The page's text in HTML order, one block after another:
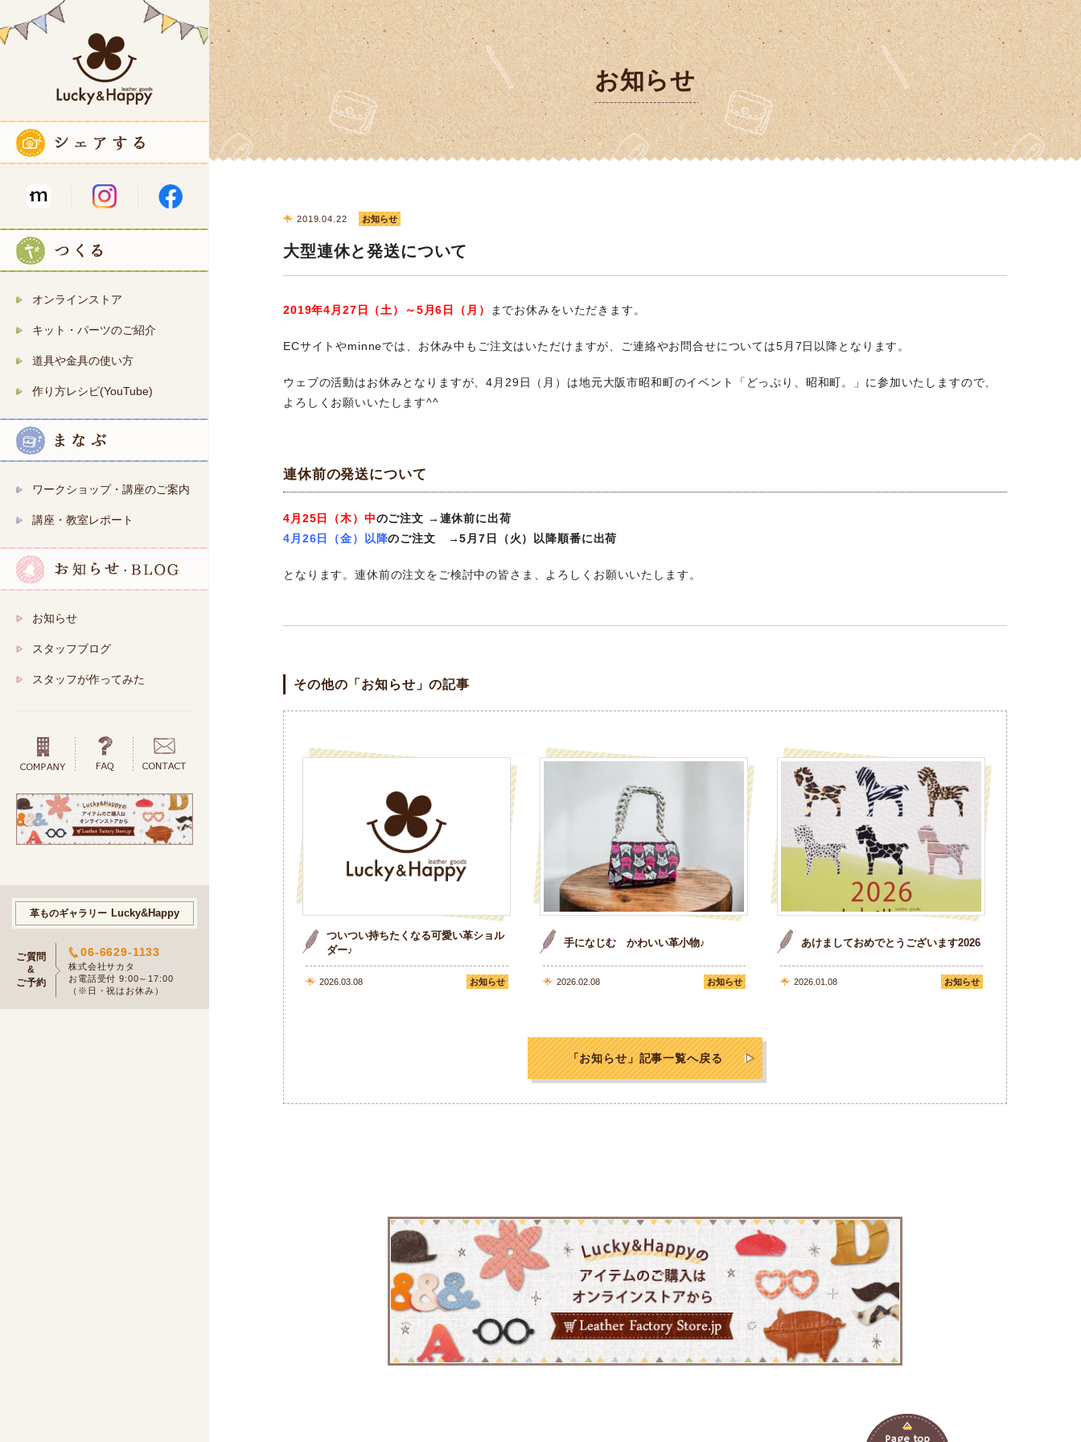
オンラインストア
キット・パーツのご紹介
道具や金具の使い方
作り方レシピ(YouTube)
ワークショップ・講座のご案内
講座・教室レポート
お知らせ
スタッフブログ
スタッフが作ってみた
革ものギャラリー Lucky&Happy
ご質問
&
ご予約
06-6629-1133
株式会社サカタ
お電話受付 9:00～17:00
（※日・祝はお休み）
お知らせ
2019.04.22 お知らせ
大型連休と発送について
2019年4月27日（土）～5月6日（月） までお休みをいただきます。
ECサイトやminneでは、お休み中もご注文はいただけますが、ご連絡やお問合せについては5月7日以降となります。
ウェブの活動はお休みとなりますが、4月29日（月）は地元大阪市昭和町のイベント「どっぷり、昭和町。」に参加いたしますので、
よろしくお願いいたします^^
連休前の発送について
4月25日（木）中のご注文 →連休前に出荷
4月26日（金）以降のご注文 →5月7日（火）以降順番に出荷
となります。連休前の注文をご検討中の皆さま、よろしくお願いいたします。
その他の「お知らせ」の記事
ついつい持ちたくなる可愛い革ショル
ダー♪
2026.03.08 お知らせ
手になじむ かわいい革小物♪
2026.02.08 お知らせ
あけましておめでとうございます2026
2026.01.08 お知らせ
「お知らせ」記事一覧へ戻る